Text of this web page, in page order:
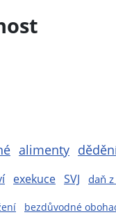
alimenty
exekuce SVJ daň
bezdůvodné